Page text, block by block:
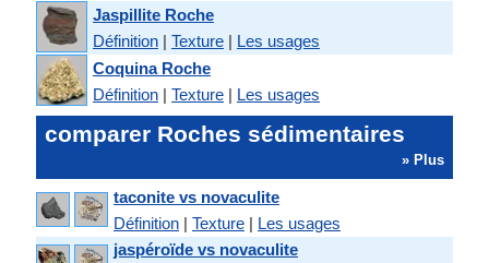
Jaspillite Roche
Définition | Texture | Les usages
Coquina Roche
Définition | Texture | Les usages
comparer Roches sédimentaires
» Plus
taconite vs novaculite
Définition | Texture | Les usages
jaspéroïde vs novaculite